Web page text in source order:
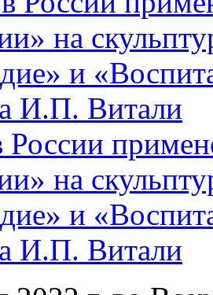
России
на
и
И.П. Витали